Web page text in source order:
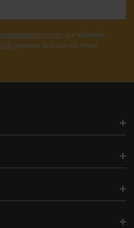
zur Kenntnis
gelesen und bin mit ihnen